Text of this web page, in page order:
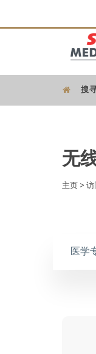
搜
无
主页 > 访